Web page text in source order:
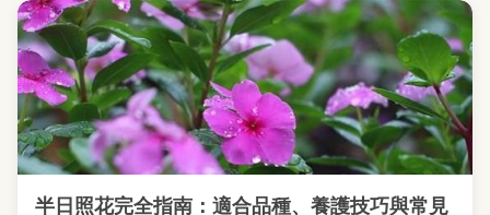
半日照花完全指南：適合品種、養護技巧與常見